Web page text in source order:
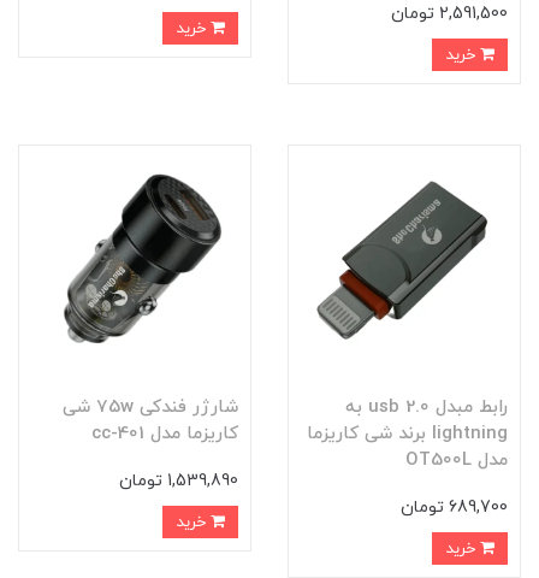
2,591,500 تومان
رابط مبدل usb 2.0 به
lightning برند شی کاریزما
مدل OT500L
689,700 تومان
شارژر فندکی 75w شی
کاریزما مدل cc-401
1,539,890 تومان